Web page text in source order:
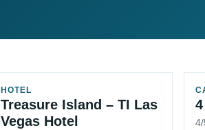
HOTEL
Treasure Island – TI Las
Vegas Hotel